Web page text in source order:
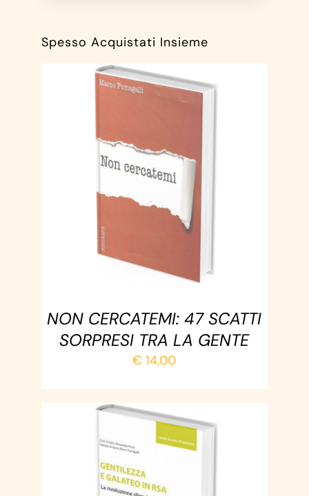
Spesso Acquistati Insieme
AGGIUNGI AL CARRELLO
NON CERCATEMI: 47 SCATTI
SORPRESI TRA LA GENTE
€ 14,00